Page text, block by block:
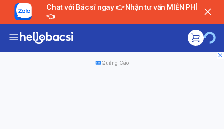
Chat với Bác sĩ ngay 👉 Nhận tư vấn MIỄN PHÍ
👈
Quảng Cáo